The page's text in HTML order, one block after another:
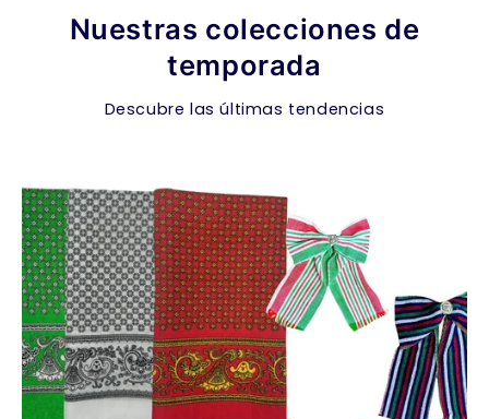
Nuestras colecciones de
temporada
Descubre las últimas tendencias